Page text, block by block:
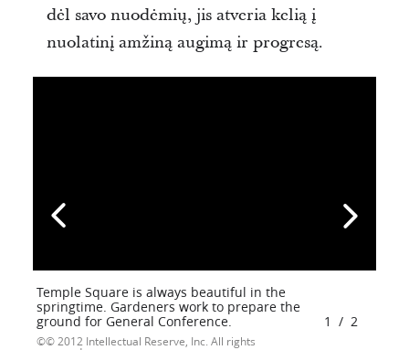
dėl savo nuodėmių, jis atveria kelią į
nuolatinį amžiną augimą ir progresą.
Temple Square is always beautiful in the
springtime. Gardeners work to prepare the
ground for General Conference.
© 2012 Intellectual Reserve, Inc. All rights
1 / 2